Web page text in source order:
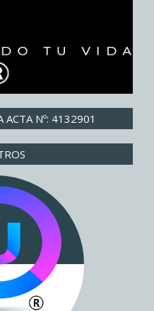
ACTA Nº: 4132901